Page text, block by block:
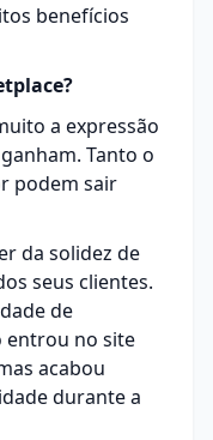
benefícios
a expressão
Tanto o
podem sair
da solidez de
seus clientes.
de
entrou no site
acabou
durante a